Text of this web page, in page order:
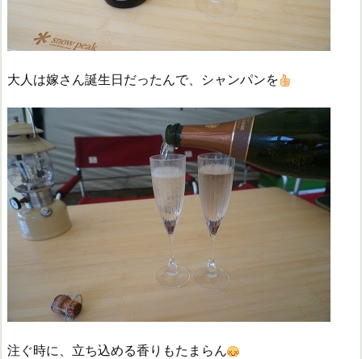
大人は嫁さん誕生日だったんで、シャンパンを
注ぐ時に、立ち込める香りもたまらん